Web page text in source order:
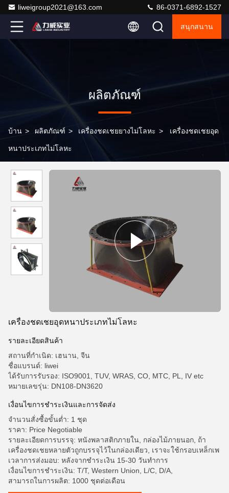
liweigroup2021@163.com 86-0371-6892-1527
สนุกสนาน
ผลิตภัณฑ์
บ้าน > ผลิตภัณฑ์ > เครื่องชดเชยยางไม่โลหะ > เครื่องชดเชยอุด
หนาประเภทไม่โลหะ
เครื่องชดเชยอุดหนาประเภทไม่โลหะ
รายละเอียดสินค้า
สถานที่กำเนิด: เฮนาน, จีน
ชื่อแบรนด์: liwei
ได้รับการรับรอง: ISO9001, TUV, WRAS, CO, MTC, PL, IV etc
หมายเลขรุ่น: DN108-DN3620
เงื่อนไขการชําระเงินและการจัดส่ง
จำนวนสั่งซื้อขั้นต่ำ: 1 ชุด
ราคา: Price Negotiable
รายละเอียดการบรรจุ: หนังพลาสติกภายใน, กล่องไม้ภายนอก, ถ้า
เครื่องชดเชยหลายตัวถูกบรรจุไว้ในกล่องเดียว, เราจะใช้กรอบเหล็กเพ
เวลาการส่งมอบ: หลังจากชำระเงิน 15-30 วันทำการ
เงื่อนไขการชำระเงิน: T/T, Western Union, L/C, D/A,
สามารถในการผลิต: 1000 ชุดต่อเดือน